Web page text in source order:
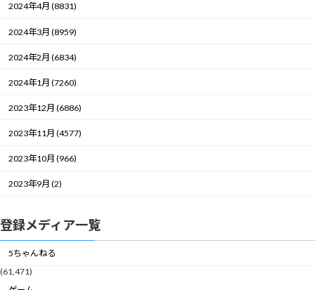
2024年4月 (8831)
2024年3月 (8959)
2024年2月 (6834)
2024年1月 (7260)
2023年12月 (6886)
2023年11月 (4577)
2023年10月 (966)
2023年9月 (2)
登録メディア一覧
5ちゃんねる
(61,471)